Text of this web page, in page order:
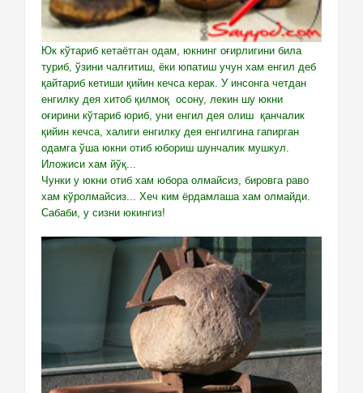
Юк кўтариб кетаётган одам, юкнинг оғирлигини била
туриб, ўзини чалғитиш, ёки юпатиш учун хам енгил деб
қайтариб кетиши қийин кечса керак. У инсонга четдан
енгилку дея хитоб қилмоқ осону, лекин шу юкни
оғирини кўтариб юриб, уни енгил дея олиш қанчалик
қийин кечса, халиги енгилку дея енгилгина гапирган
одамга ўша юкни отиб юбориш шунчалик мушкул.
Иложиси хам йўқ...
Чунки у юкни отиб хам юбора олмайсиз, бировга раво
хам кўролмайсиз... Хеч ким ёрдамлаша хам олмайди.
Сабаби, у сизни юкингиз!